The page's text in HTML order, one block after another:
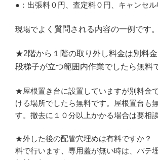
●：出張料０円、査定料０円、キャンセル
現場でよく質問される内容の一例です。
★2階から１階の取り外し料金は別料
段梯子が立つ範囲内作業でしたら無料
★屋根置き台に設置していますが別料金
ける場所でしたら無料です。屋根置台も
す。撤去に１０分以上かかる場合は要相談
★外した後の配管穴埋めは有料ですか？
料で行います、専用蓋が無い時は、パテ